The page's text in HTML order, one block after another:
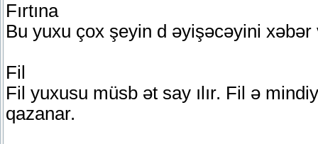
Fırtına
Bu yuxu çox şeyin d əyişəcəyini xəbər
Fil
Fil yuxusu müsb ət say ılır. Fil ə
qazanar.